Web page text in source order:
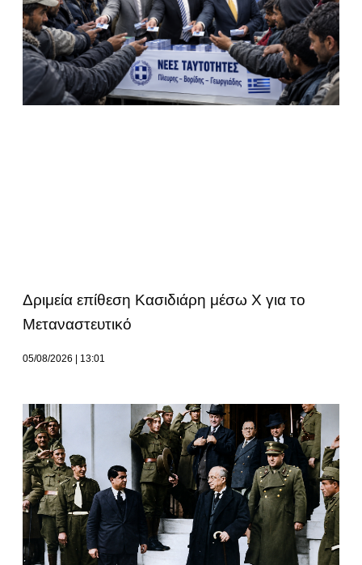
Δριμεία επίθεση Κασιδιάρη μέσω Χ για το
Μεταναστευτικό
05/08/2026 13:01